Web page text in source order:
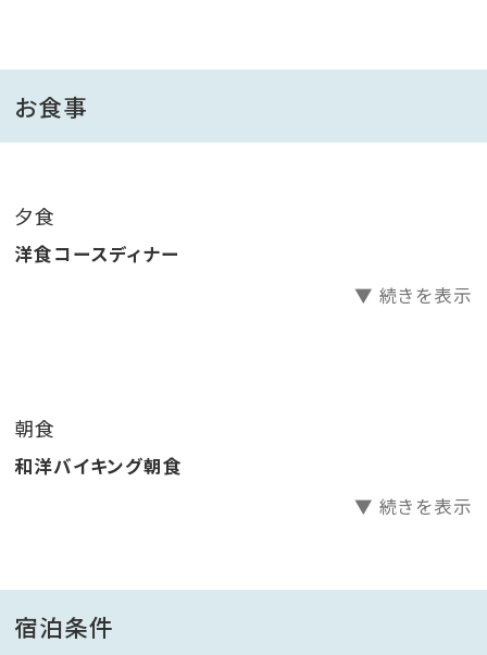
桜島を一望する絶好のロケーション。
南国の空と桜島とが織りなす眺望とともに過ごす非日
全室天然温泉の露天風呂付き。
イタリアンテイストと地元の旬菜を織り交ぜた洋食のコ
ース料理をご用意。
・基本ご利用時間 ①17：20～ ②20：00～（チェック
お食事
夕食
洋食コースディナー
▼ 続きを表示
朝食
和洋バイキング朝食
▼ 続きを表示
宿泊条件